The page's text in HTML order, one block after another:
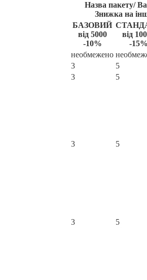
Назва пакету/
Знижка на
БАЗОВИЙ
від 5000
-10%
від
-15%
необмежено
3 5
3 5
3 5
3 5